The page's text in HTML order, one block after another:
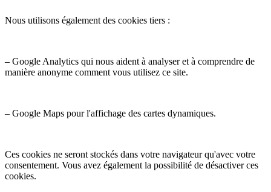
Nous utilisons également des cookies tiers :
– Google Analytics qui nous aident à analyser et à comprendre de
manière anonyme comment vous utilisez ce site.
– Google Maps pour l'affichage des cartes dynamiques.
Ces cookies ne seront stockés dans votre navigateur qu'avec votre
consentement. Vous avez également la possibilité de désactiver ces
cookies.